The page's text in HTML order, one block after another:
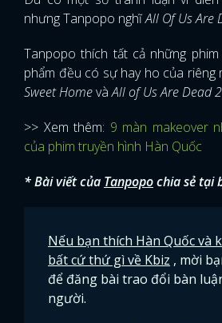
nhưng Tanpopo nghĩAll Of Us Are
Tanpopo thích tất cả những
phẩm đều có sự hay ho của riêng
Sweet HomevàAll of Us Are Dead 2
>> Xem thêm: 9 màn makeover
của phim truyền hình Hàn Quốc
* Bài viết của Tanpopochia sẻ tại
Nếu bạn thích Hàn Quốc và
bất cứ thứ gì về Kbiz , mời
để đăng bài trao đổi bàn
người.